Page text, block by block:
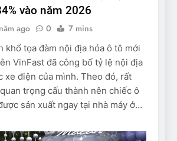
vào năm 2026
ago 0 7 mins
khổ tọa đàm nội địa hóa ô tô mới
VinFast đã công bố tỷ lệ nội địa
xe điện của mình. Theo đó, rất
trọng cấu thành nên chiếc ô
sản xuất ngay tại nhà máy ở…